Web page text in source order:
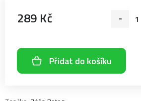
289 Kč
Přidat do košíku